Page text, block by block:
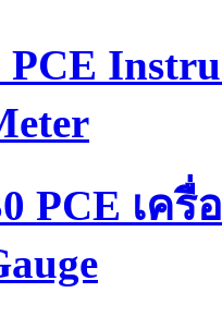
PCE
PCE เค